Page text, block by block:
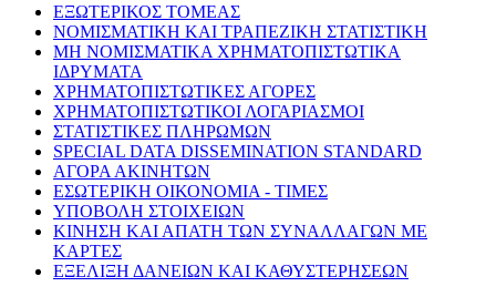
ΕΞΩΤΕΡΙΚΟΣ ΤΟΜΕΑΣ
ΝΟΜΙΣΜΑΤΙΚΗ ΚΑΙ ΤΡΑΠΕΖΙΚΗ ΣΤΑΤΙΣΤΙΚΗ
ΜΗ ΝΟΜΙΣΜΑΤΙΚΑ ΧΡΗΜΑΤΟΠΙΣΤΩΤΙΚΑ
ΙΔΡΥΜΑΤΑ
ΧΡΗΜΑΤΟΠΙΣΤΩΤΙΚΕΣ ΑΓΟΡΕΣ
ΧΡΗΜΑΤΟΠΙΣΤΩΤΙΚΟΙ ΛΟΓΑΡΙΑΣΜΟΙ
ΣΤΑΤΙΣΤΙΚΕΣ ΠΛΗΡΩΜΩΝ
SPECIAL DATA DISSEMINATION STANDARD
ΑΓΟΡΑ ΑΚΙΝΗΤΩΝ
ΕΣΩΤΕΡΙΚΗ ΟΙΚΟΝΟΜΙΑ - ΤΙΜΕΣ
ΥΠΟΒΟΛΗ ΣΤΟΙΧΕΙΩΝ
ΚΙΝΗΣΗ ΚΑΙ ΑΠΑΤΗ ΤΩΝ ΣΥΝΑΛΛΑΓΩΝ ΜΕ
ΚΑΡΤΕΣ
ΕΞΕΛΙΞΗ ΔΑΝΕΙΩΝ ΚΑΙ ΚΑΘΥΣΤΕΡΗΣΕΩΝ